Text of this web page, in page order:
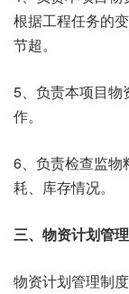
根据工程任务的
节超。
5、负责本项目物
作。
6、负责检查监物
耗、库存情况。
三、物资计划管
物资计划管理制